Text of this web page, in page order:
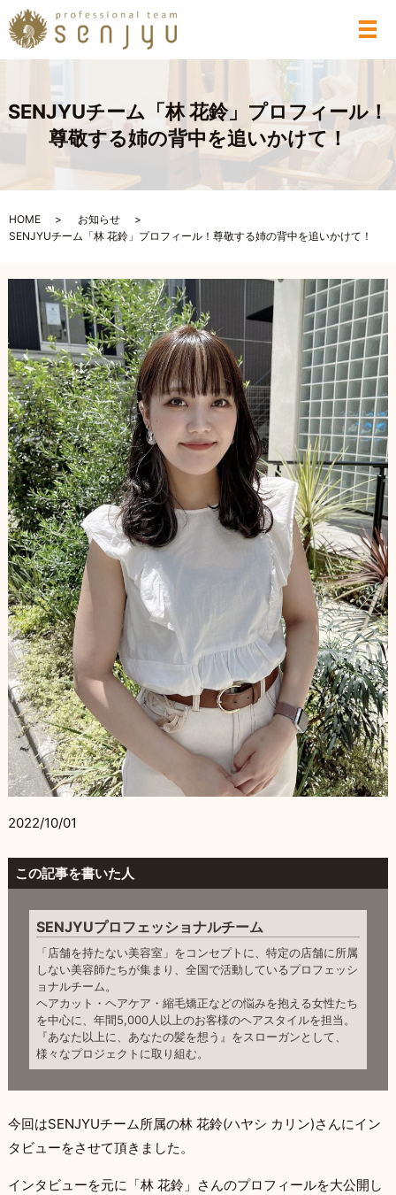
メ
SENJYUチーム「林 花鈴」プロフィール！
尊敬する姉の背中を追いかけて！
HOME
お知らせ
SENJYUチーム「林 花鈴」プロフィール！尊敬する姉の背中を追いかけて！
2022/10/01
この記事を書いた人
SENJYUプロフェッショナルチーム
「店舗を持たない美容室」をコンセプトに、特定の店舗に所属
しない美容師たちが集まり、全国で活動しているプロフェッシ
ョナルチーム。
ヘアカット・ヘアケア・縮毛矯正などの悩みを抱える女性たち
を中心に、年間5,000人以上のお客様のヘアスタイルを担当。
『あなた以上に、あなたの髪を想う』をスローガンとして、
様々なプロジェクトに取り組む。
今回はSENJYUチーム所属の林 花鈴(ハヤシ カリン)さんにイン
タビューをさせて頂きました。
インタビューを元に「林 花鈴」さんのプロフィールを大公開し